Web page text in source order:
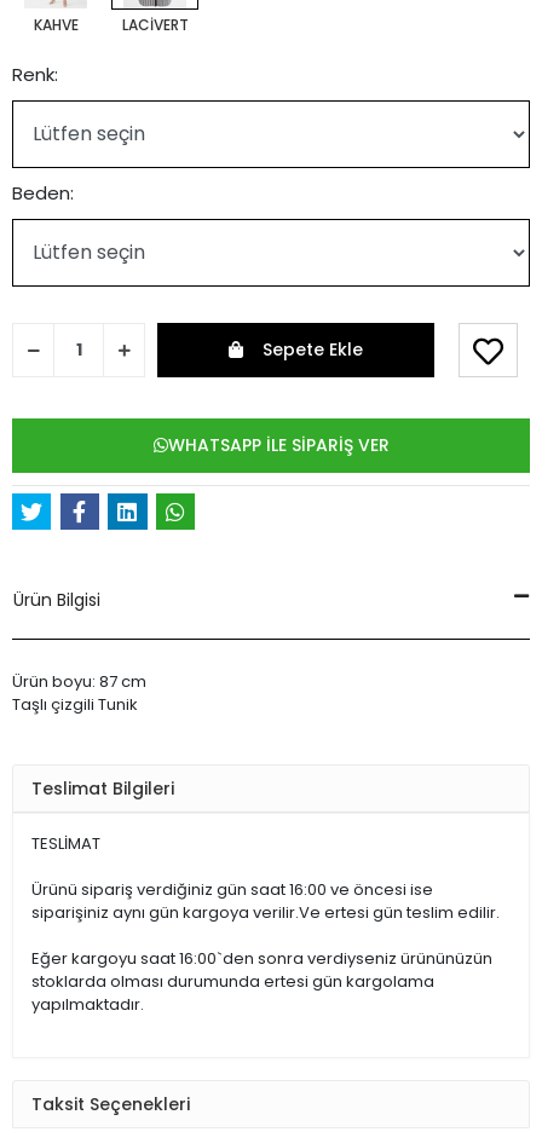
KAHVE LACİVERT
Renk:
Beden:
Sepete Ekle
WHATSAPP İLE SİPARİŞ VER
Ürün Bilgisi
Ürün boyu: 87 cm
Taşlı çizgili Tunik
Teslimat Bilgileri
TESLİMAT
Ürünü sipariş verdiğiniz gün saat 16:00 ve öncesi ise
siparişiniz aynı gün kargoya verilir.Ve ertesi gün teslim edilir.
Eğer kargoyu saat 16:00`den sonra verdiyseniz ürününüzün
stoklarda olması durumunda ertesi gün kargolama
yapılmaktadır.
Taksit Seçenekleri